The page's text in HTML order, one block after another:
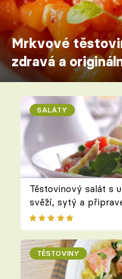
Mrkvové
zdravá a
SALÁTY
Těstovinový salát s
svěží, sytý a
TĚSTOVINY